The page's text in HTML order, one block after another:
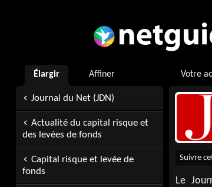
Élargir Affiner
Journal du Net (JDN)
Actualité du capital risque et
des levées de fonds
Capital risque et levée de
fonds
Votre
Le